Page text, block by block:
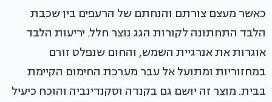
כאשר מעצם צורתם והנחתם של הרעפים בין שכבת
הלבד התחתונה לקורות הגג נוצר חלל. יריעות הלבד
אוגרות את אנרגיית השמש, והחום שנפלט זורם
במחזוריות ומתועל אל עבר מערכת החימום הקיימת
בבית. מוצר זה יושם גם בקנדה וסקנדינביה והוכח כיעיל